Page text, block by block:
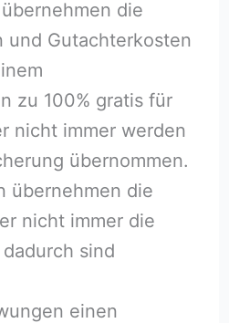
die
und Gutachterkosten
zu 100% gratis für
nicht immer werden
übernommen.
übernehmen die
nicht immer die
sind
einen